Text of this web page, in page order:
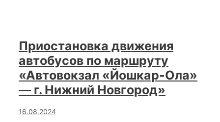
Приостановка движения
автобусов по маршруту
«Автовокзал «Йошкар-Ола»
— г. Нижний Новгород»
16.08.2024